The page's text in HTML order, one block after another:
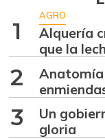
1
AGRO
Alquería
que la
2
Anatomía
3
Un
gloria